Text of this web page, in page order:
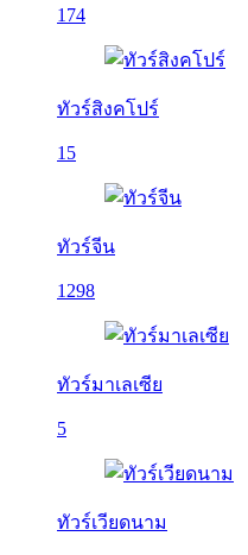
174
ทัวร์สิงคโปร์
15
ทัวร์จีน
1298
ทัวร์มาเลเซีย
5
ทัวร์เวียดนาม